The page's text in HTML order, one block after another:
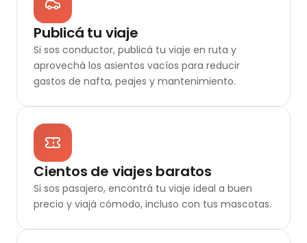
Publicá tu viaje
Si sos conductor, publicá tu viaje en ruta y
aprovechá los asientos vacíos para reducir
gastos de nafta, peajes y mantenimiento.
Cientos de viajes baratos
Si sos pasajero, encontrá tu viaje ideal a buen
precio y viajá cómodo, incluso con tus mascotas.